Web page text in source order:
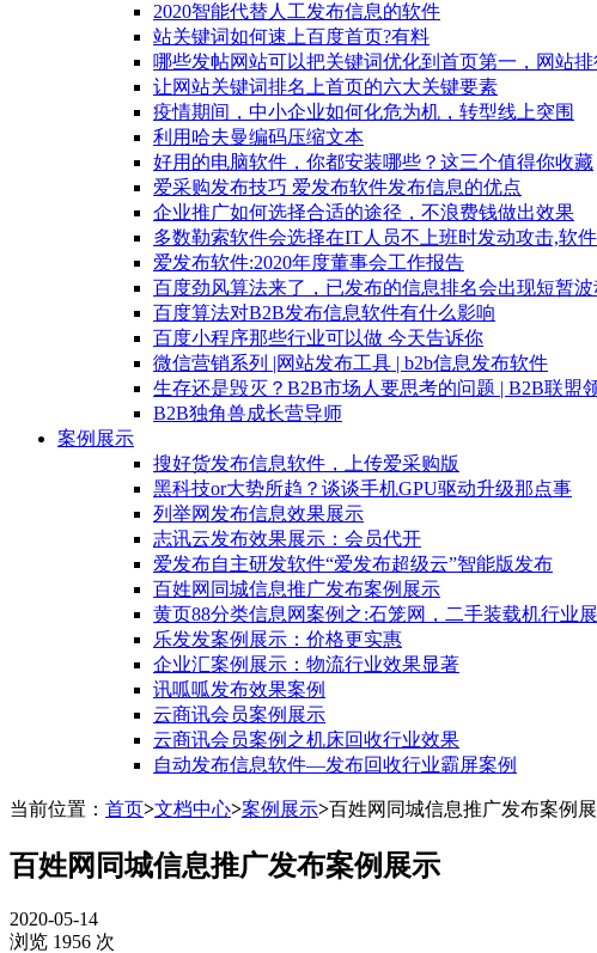
2020智能代替人工发布信息的软件
站关键词如何速上百度首页?有料
哪些发帖网站可以把关键词优化到首页第一，网站
让网站关键词排名上首页的六大关键要素
疫情期间，中小企业如何化危为机，转型线上突围
利用哈夫曼编码压缩文本
好用的电脑软件，你都安装哪些？这三个值得你收藏
爱采购发布技巧 爱发布软件发布信息的优点
企业推广如何选择合适的途径，不浪费钱做出效果
多数勒索软件会选择在IT人员不上班时发动攻击,软
爱发布软件:2020年度董事会工作报告
百度劲风算法来了，已发布的信息排名会出现短暂波
百度算法对B2B发布信息软件有什么影响
百度小程序那些行业可以做 今天告诉你
微信营销系列 |网站发布工具 | b2b信息发布软件
生存还是毁灭？B2B市场人要思考的问题 | B2B联盟
B2B独角兽成长营导师
案例展示
搜好货发布信息软件，上传爱采购版
黑科技or大势所趋？谈谈手机GPU驱动升级那点事
列举网发布信息效果展示
志讯云发布效果展示：会员代开
爱发布自主研发软件“爱发布超级云”智能版发布
百姓网同城信息推广发布案例展示
黄页88分类信息网案例之:石笼网，二手装载机行业
乐发发案例展示：价格更实惠
企业汇案例展示：物流行业效果显著
讯呱呱发布效果案例
云商讯会员案例展示
云商讯会员案例之机床回收行业效果
自动发布信息软件—发布回收行业霸屏案例
当前位置： 首页>文档中心>案例展示>百姓网同城信息推广发布案例
百姓网同城信息推广发布案例展示
2020-05-14
浏览 1956 次